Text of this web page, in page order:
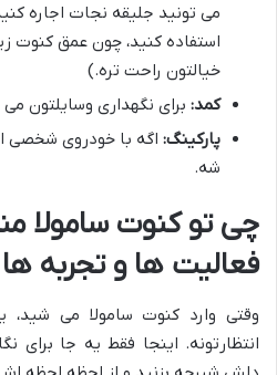
می تونید جلیقه نجات اجاره
استفاده کنید، چون عمق کنوت
خیالتون راحت تره.)
کمد: برای نگهداری وسایلتون
پارکینگ: اگه با خودروی شخصی
شه.
چی تو کنوت سامولا
فعالیت ها و تجربه ها
وقتی وارد کنوت سامولا می شید،
انتظارتونه. اینجا فقط یه جا برای